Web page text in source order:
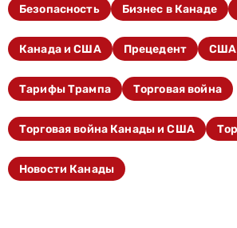
Безопасность Бизнес в Канаде
Канада и США Прецедент США
Тарифы Трампа Торговая война
Торговая война Канады и США
Новости Канады